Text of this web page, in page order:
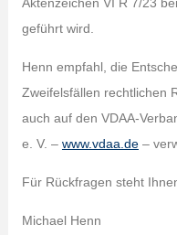
geführt wird.
Henn empfahl, die
Zweifelsfällen rechtlichen
auch auf den VDAA-
e. V. – www.vdaa.de–
Für Rückfragen steht
Michael Henn